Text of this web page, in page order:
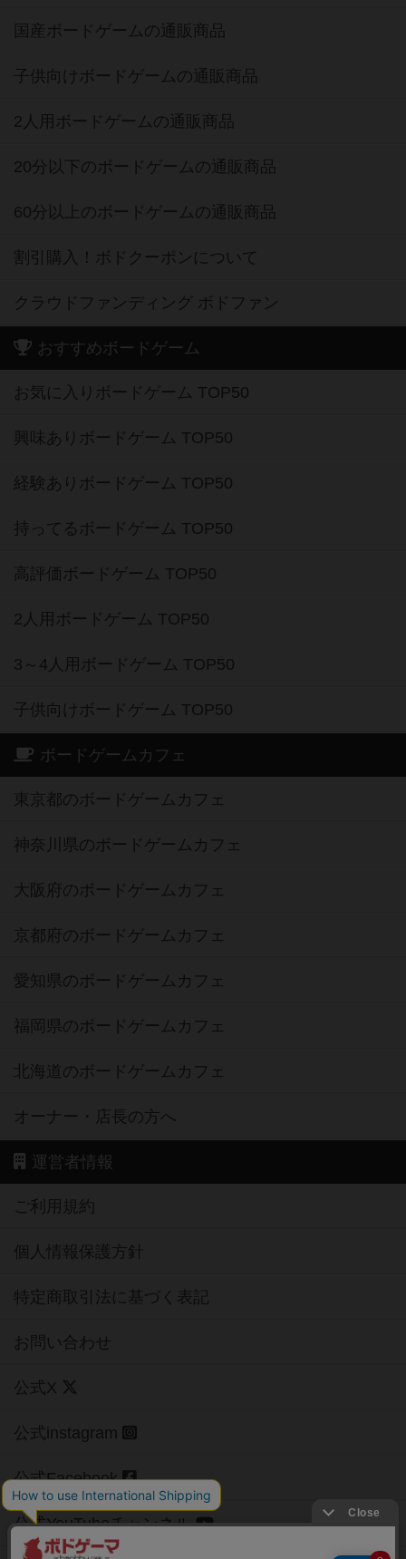
国産ボードゲームの通販商品
子供向けボードゲームの通販商品
2人用ボードゲームの通販商品
20分以下のボードゲームの通販商品
60分以上のボードゲームの通販商品
割引購入！ボドクーポンについて
クラウドファンディング ボドファン
おすすめボードゲーム
お気に入りボードゲーム TOP50
興味ありボードゲーム TOP50
経験ありボードゲーム TOP50
持ってるボードゲーム TOP50
高評価ボードゲーム TOP50
2人用ボードゲーム TOP50
3～4人用ボードゲーム TOP50
子供向けボードゲーム TOP50
ボードゲームカフェ
東京都のボードゲームカフェ
神奈川県のボードゲームカフェ
大阪府のボードゲームカフェ
京都府のボードゲームカフェ
愛知県のボードゲームカフェ
福岡県のボードゲームカフェ
北海道のボードゲームカフェ
オーナー・店長の方へ
運営者情報
ご利用規約
個人情報保護方針
特定商取引法に基づく表記
お問い合わせ
公式X
公式instagram
公式Facebook
公式YouTubeチャンネル